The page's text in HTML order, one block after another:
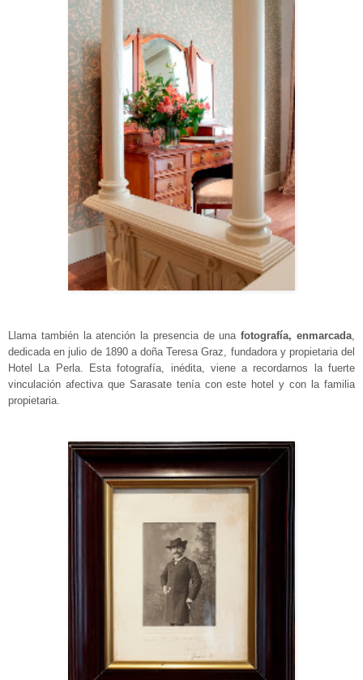
Llama también la atención la presencia de unafotografía, enmarcada,
dedicada en julio de 1890 a doña Teresa Graz, fundadora y propietaria del
Hotel La Perla. Esta fotografía, inédita, viene a recordarnos la fuerte
vinculación afectiva que Sarasate tenía con este hotel y con la familia
propietaria.